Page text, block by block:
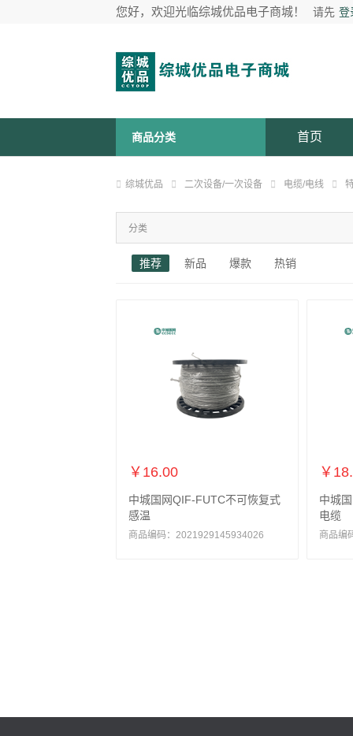
您好，欢迎光临综城优品电子商城！ 请先 登
商品分类 首页
综城优品 二次设备/一次设备 电缆/电线
分类
推荐 新品 爆款 热销
￥16.00
中城国网QIF-FUTC不可恢复式
感温
商品编码：2021929145934026
￥
中城
电缆
商品编